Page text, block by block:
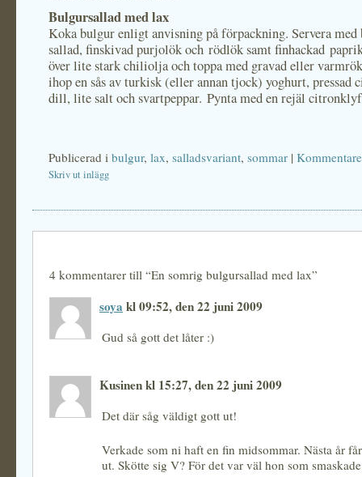
Bulgursallad med lax
Koka bulgur enligt anvisning på förpackning. Servera med
sallad, finskivad purjolök och rödlök samt finhackad
över lite stark chiliolja och toppa med gravad eller
ihop en sås av turkisk (eller annan tjock) yoghurt, pressad
dill, lite salt och svartpeppar. Pynta med en rejäl
Publicerad i bulgur, lax, salladsvariant, sommar |
Skriv ut inlägg
4 kommentarer till “En somrig bulgursallad med lax”
soya kl 09:52, den 22 juni 2009
Gud så gott det låter :)
Kusinen kl 15:27, den 22 juni 2009
Det där såg väldigt gott ut!
Verkade som ni haft en fin midsommar. Nästa år
ut. Skötte sig V? För det var väl hon som